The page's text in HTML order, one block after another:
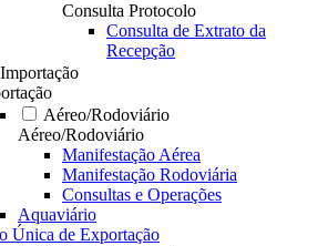
Consulta Protocolo
Consulta de Extrato da
Recepção
Importação
Aéreo/Rodoviário
Aéreo/Rodoviário
Manifestação Aérea
Manifestação Rodoviária
Consultas e Operações
Aquaviário
Única de Exportação